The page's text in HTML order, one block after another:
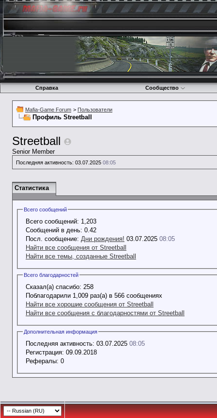
Справка Сообщество
Mafia-Game Forum > Пользователи
Профиль Streetball
Streetball
Senior Member
Последняя активность: 03.07.2025 08:05
Статистика
Всего сообщений
Всего сообщений: 1,203
Сообщений в день: 0.42
Посл. сообщение: Дни рождения! 03.07.2025 08:05
Найти все сообщения от Streetball
Найти все темы, созданные Streetball
Всего благодарностей
Сказал(а) спасибо: 258
Поблагодарили 1,009 раз(а) в 566 сообщениях
Найти все хорошие сообщения от Streetball
Найти все сообщения с благодарностями от Streetball
Дополнительная информация
Последняя активность: 03.07.2025 08:05
Регистрация: 09.09.2018
Рефералы: 0